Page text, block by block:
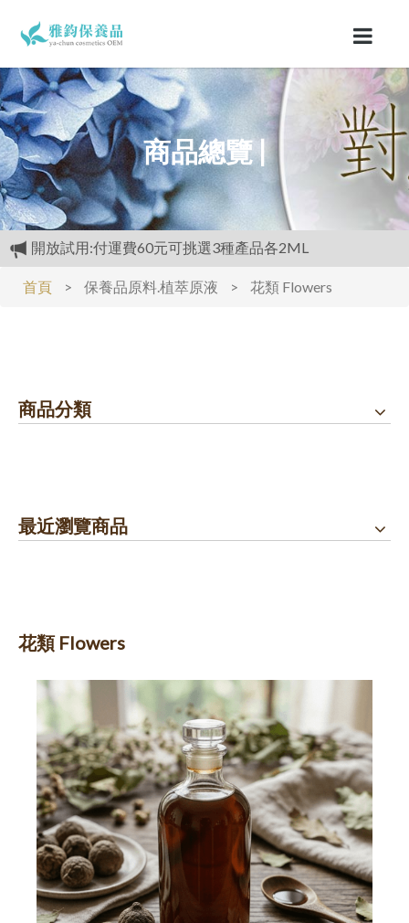
商品總覽 |
開放試用:付運費60元可挑選3種產品各2ML
滿3000元再送精美好禮
購物禮:送夏日涼感劑100cc.只能噴衣服.不要噴皮膚
首頁 > 保養品原料.植萃原液 > 花類 Flowers
商品分類
最近瀏覽商品
花類 Flowers